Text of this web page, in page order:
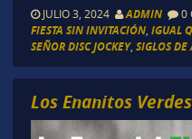
JULIO 3, 2024 ADMIN 0
FIESTA SIN INVITACIÓN, IGUAL
SEÑOR DISC JOCKEY, SIGLOS
Los Enanitos